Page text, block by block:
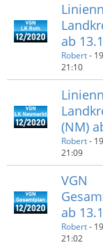
ab
Robert-
21:10
(NM)
Robert-
21:09
VGN
ab
Robert-
21:02